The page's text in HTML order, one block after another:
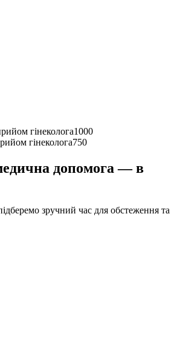
гінеколога1000
гінеколога750
допомога — в
зручний час для обстеження та